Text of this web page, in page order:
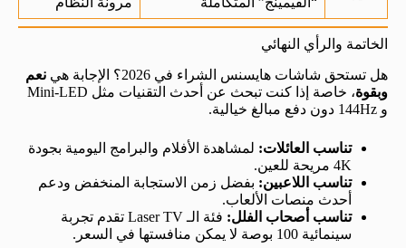
الخاتمة والرأي النهائي
هل تستحق شاشات هايسنس الشراء في 2026؟ الإجابة هي
نعم
وبقوة
، خاصة إذا كنت تبحث عن أحدث التقنيات مثل Mini-LED
و 144Hz دون دفع مبالغ خيالية.
تناسب العائلات: لمشاهدة الأفلام والبرامج اليومية بجودة
4K مريحة للعين.
تناسب اللاعبين: بفضل زمن الاستجابة المنخفض ودعم
أحدث منصات الألعاب.
تناسب أصحاب الفلل:
فئة الـ Laser TV تقدم تجربة
سينمائية 100 بوصة لا يمكن منافستها في السعر.